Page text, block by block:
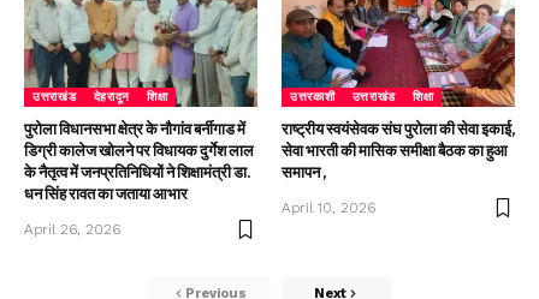
उत्तराखंड देहरादून शिक्षा
पुरोला विधानसभा क्षेत्र के नौगांव बर्नीगाड में
डिग्री कालेज खोलने पर विधायक दुर्गेश लाल
के नैतृत्व में जनप्रतिनिधियों ने शिक्षामंत्री डा.
धन सिंह रावत का जताया आभार
April 26, 2026
उत्तरकाशी उत्तराखंड शिक्षा
राष्ट्रीय स्वयंसेवक संघ पुरोला की सेवा इकाई,
सेवा भारती की मासिक समीक्षा बैठक का हुआ
समापन ,
April 10, 2026
Previous Next